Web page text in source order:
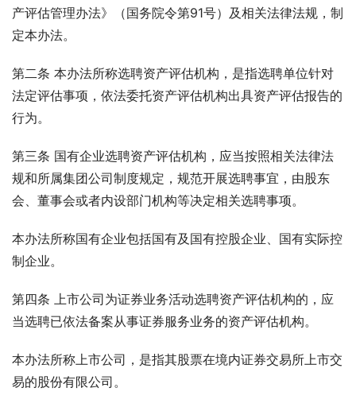
产评估管理办法》（国务院令第91号）及相关法律法规，制
定本办法。
第二条 本办法所称选聘资产评估机构，是指选聘单位针对
法定评估事项，依法委托资产评估机构出具资产评估报告的
行为。
第三条 国有企业选聘资产评估机构，应当按照相关法律法
规和所属集团公司制度规定，规范开展选聘事宜，由股东
会、董事会或者内设部门机构等决定相关选聘事项。
本办法所称国有企业包括国有及国有控股企业、国有实际控
制企业。
第四条 上市公司为证券业务活动选聘资产评估机构的，应
当选聘已依法备案从事证券服务业务的资产评估机构。
本办法所称上市公司，是指其股票在境内证券交易所上市交
易的股份有限公司。